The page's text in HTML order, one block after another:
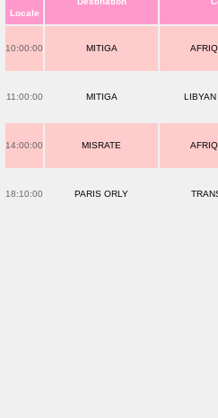
Locale
10:00:00 MITIGA
11:00:00 MITIGA
14:00:00 MISRATE
18:10:00 PARIS ORLY